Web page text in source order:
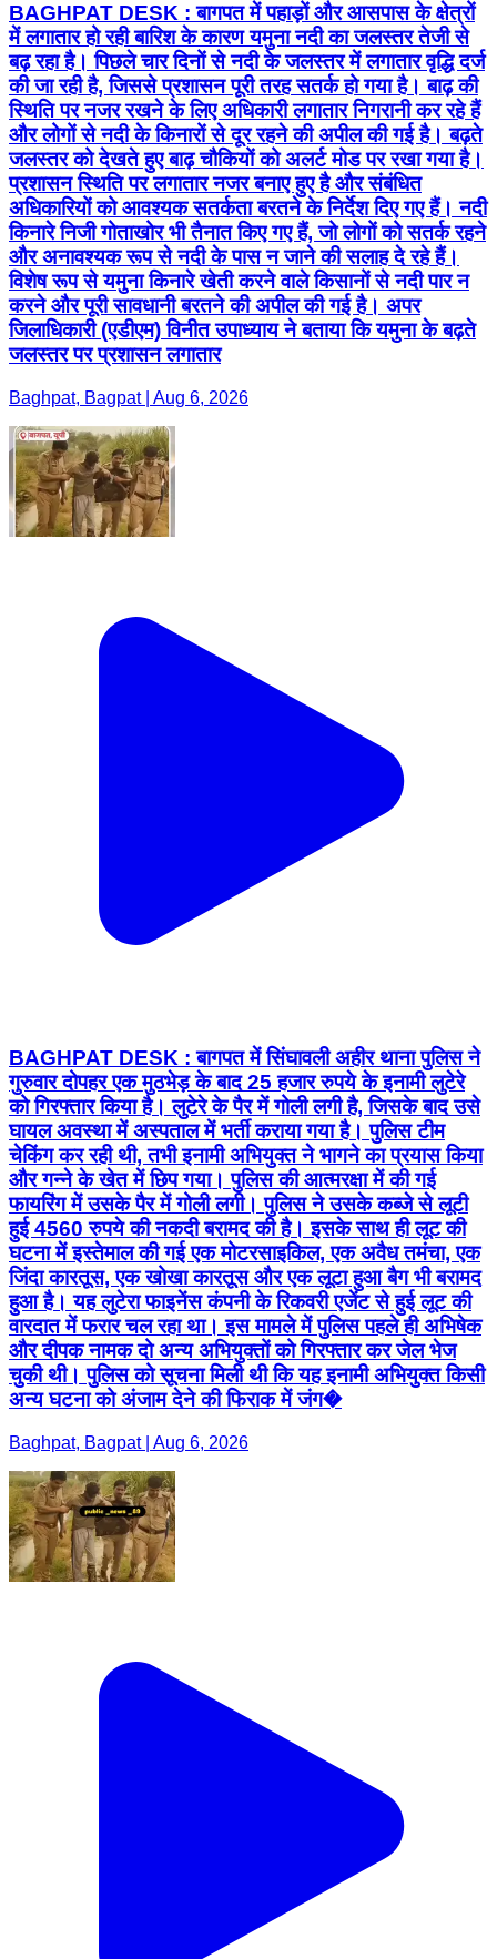
BAGHPAT DESK : बागपत में पहाड़ों और आसपास के क्षेत्रों
में लगातार हो रही बारिश के कारण यमुना नदी का जलस्तर तेजी से
बढ़ रहा है। पिछले चार दिनों से नदी के जलस्तर में लगातार वृद्धि दर्ज
की जा रही है, जिससे प्रशासन पूरी तरह सतर्क हो गया है। बाढ़ की
स्थिति पर नजर रखने के लिए अधिकारी लगातार निगरानी कर रहे हैं
और लोगों से नदी के किनारों से दूर रहने की अपील की गई है। बढ़ते
जलस्तर को देखते हुए बाढ़ चौकियों को अलर्ट मोड पर रखा गया है।
प्रशासन स्थिति पर लगातार नजर बनाए हुए है और संबंधित
अधिकारियों को आवश्यक सतर्कता बरतने के निर्देश दिए गए हैं। नदी
किनारे निजी गोताखोर भी तैनात किए गए हैं, जो लोगों को सतर्क रहने
और अनावश्यक रूप से नदी के पास न जाने की सलाह दे रहे हैं।
विशेष रूप से यमुना किनारे खेती करने वाले किसानों से नदी पार न
करने और पूरी सावधानी बरतने की अपील की गई है। अपर
जिलाधिकारी (एडीएम) विनीत उपाध्याय ने बताया कि यमुना के बढ़ते
जलस्तर पर प्रशासन लगातार
Baghpat, Bagpat | Aug 6, 2026
BAGHPAT DESK : बागपत में सिंघावली अहीर थाना पुलिस ने
गुरुवार दोपहर एक मुठभेड़ के बाद 25 हजार रुपये के इनामी लुटेरे
को गिरफ्तार किया है। लुटेरे के पैर में गोली लगी है, जिसके बाद उसे
घायल अवस्था में अस्पताल में भर्ती कराया गया है। पुलिस टीम
चेकिंग कर रही थी, तभी इनामी अभियुक्त ने भागने का प्रयास किया
और गन्ने के खेत में छिप गया। पुलिस की आत्मरक्षा में की गई
फायरिंग में उसके पैर में गोली लगी। पुलिस ने उसके कब्जे से लूटी
हुई 4560 रुपये की नकदी बरामद की है। इसके साथ ही लूट की
घटना में इस्तेमाल की गई एक मोटरसाइकिल, एक अवैध तमंचा, एक
जिंदा कारतूस, एक खोखा कारतूस और एक लूटा हुआ बैग भी बरामद
हुआ है। यह लुटेरा फाइनेंस कंपनी के रिकवरी एजेंट से हुई लूट की
वारदात में फरार चल रहा था। इस मामले में पुलिस पहले ही अभिषेक
और दीपक नामक दो अन्य अभियुक्तों को गिरफ्तार कर जेल भेज
चुकी थी। पुलिस को सूचना मिली थी कि यह इनामी अभियुक्त किसी
अन्य घटना को अंजाम देने की फिराक में जंग�
Baghpat, Bagpat | Aug 6, 2026